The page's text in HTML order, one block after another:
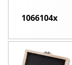
1066104x